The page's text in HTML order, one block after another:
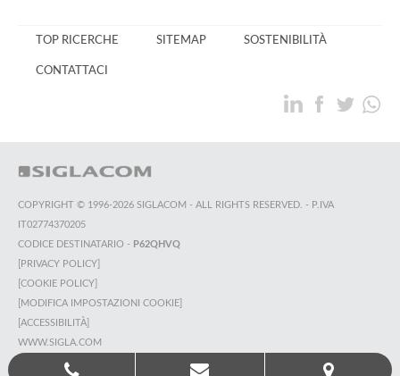
TOP RICERCHE SITEMAP SOSTENIBILITÀ
CONTATTACI
COPYRIGHT © 1996-2026 SIGLACOM - ALL RIGHTS RESERVED. - P.IVA
IT02774370205
CODICE DESTINATARIO - P62QHVQ
[PRIVACY POLICY]
[COOKIE POLICY]
[MODIFICA IMPOSTAZIONI COOKIE]
[ACCESSIBILITÀ]
WWW.SIGLA.COM